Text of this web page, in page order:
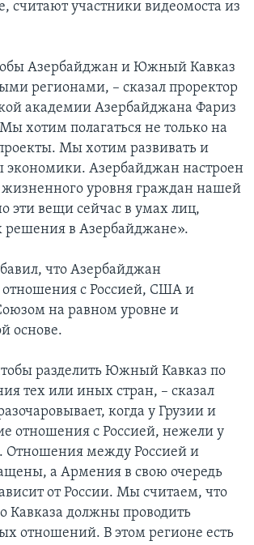
считают участники видеомоста из
Азербайджан и Южный Кавказ
регионами, – сказал проректор
академии Азербайджана Фариз
хотим полагаться не только на
Мы хотим развивать и
экономики. Азербайджан настроен
уровня граждан нашей
эти вещи сейчас в умах лиц,
в Азербайджане».
что Азербайджан
отношения с Россией, США и
на равном уровне и
основе.
разделить Южный Кавказ по
тех или иных стран, – сказал
когда у Грузии и
отношения с Россией, нежели у
Отношения между Россией и
а Армения в свою очередь
от России. Мы считаем, что
Кавказа должны проводить
отношений. В этом регионе есть